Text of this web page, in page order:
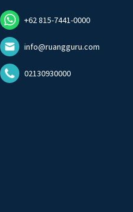
+62 815-7441-0000
info@ruangguru.com
02130930000